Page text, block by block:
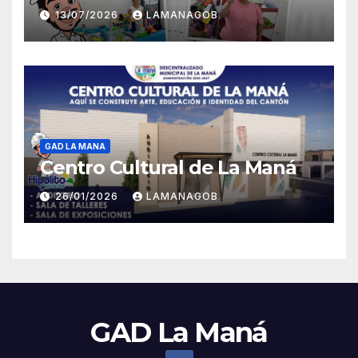
13/07/2026 LAMANAGOB
GAD LA MANA
Centro Cultural de La Maná
26/01/2026 LAMANAGOB
GAD La Maná